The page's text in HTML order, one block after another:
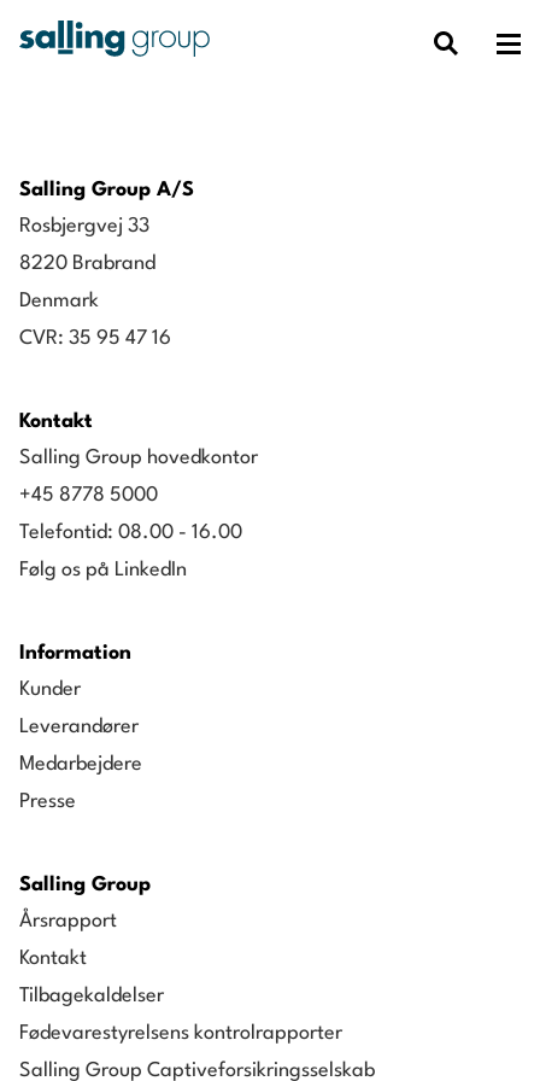
Salling Group A/S
Rosbjergvej 33
8220 Brabrand
Denmark
CVR: 35 95 47 16
Kontakt
Salling Group hovedkontor
+45 8778 5000
Telefontid: 08.00 - 16.00
Følg os på LinkedIn
Information
Kunder
Leverandører
Medarbejdere
Presse
Salling Group
Årsrapport
Kontakt
Tilbagekaldelser
Fødevarestyrelsens kontrolrapporter
Salling Group Captiveforsikringsselskab